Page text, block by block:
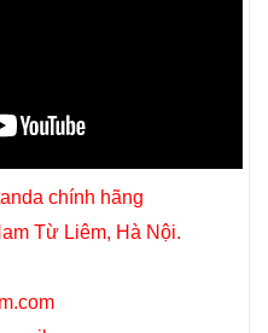
chính hãng
Từ Liêm, Hà Nội.